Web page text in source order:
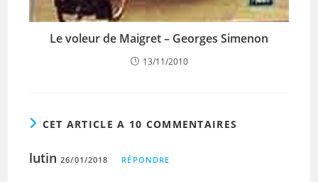
Le voleur de Maigret – Georges Simenon
13/11/2010
CET ARTICLE A 10 COMMENTAIRES
lutin 26/01/2018 RÉPONDRE